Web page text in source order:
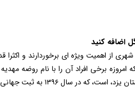
اضافه کنید
از اهمیت ویژه ای برخوردارند و
برخی افراد آن را با نام روضه
شهرهای مهم ایران، مرکز